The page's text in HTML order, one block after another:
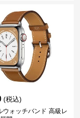
(税込)
ウォッチバンド 高級レ